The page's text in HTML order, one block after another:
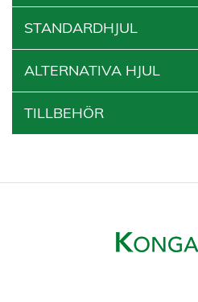
STANDARDHJUL
ALTERNATIVA HJUL
TILLBEHÖR